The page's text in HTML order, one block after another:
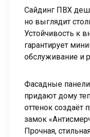
Сайдинг ПВХ
но выглядит
Устойчивость к
гарантирует
обслуживание и
Фасадные панели
придают дому
оттенок создаёт
замок
Прочная,